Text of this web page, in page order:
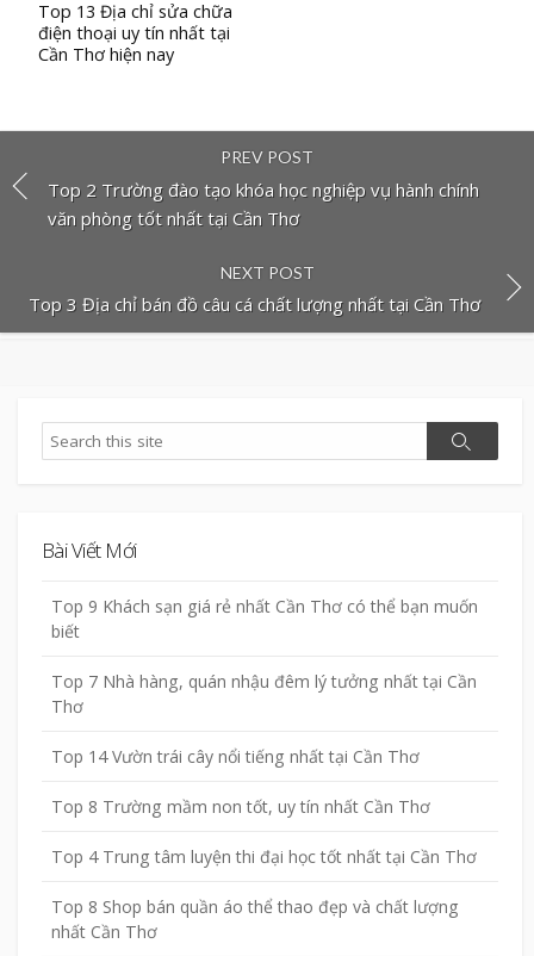
Top 13 Địa chỉ sửa chữa
điện thoại uy tín nhất tại
Cần Thơ hiện nay
PREV POST
Top 2 Trường đào tạo khóa học nghiệp vụ hành chính
văn phòng tốt nhất tại Cần Thơ
NEXT POST
Top 3 Địa chỉ bán đồ câu cá chất lượng nhất tại Cần Thơ
Search
Search
Bài Viết Mới
Top 9 Khách sạn giá rẻ nhất Cần Thơ có thể bạn muốn
biết
Top 7 Nhà hàng, quán nhậu đêm lý tưởng nhất tại Cần
Thơ
Top 14 Vườn trái cây nổi tiếng nhất tại Cần Thơ
Top 8 Trường mầm non tốt, uy tín nhất Cần Thơ
Top 4 Trung tâm luyện thi đại học tốt nhất tại Cần Thơ
Top 8 Shop bán quần áo thể thao đẹp và chất lượng
nhất Cần Thơ